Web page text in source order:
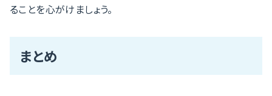
ることを心がけましょう。
まとめ